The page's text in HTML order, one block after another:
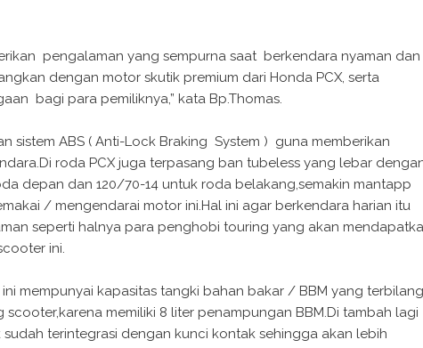
pengalaman yang sempurna saat berkendara nyaman dan
dengan motor skutik premium dari Honda PCX, serta
bagi para pemiliknya,” kata Bp.Thomas.
sistem ABS ( Anti-Lock Braking System ) guna memberikan
roda PCX juga terpasang ban tubeless yang lebar
depan dan 120/70-14 untuk roda belakang,semakin mantapp
/ mengendarai motor ini.Hal ini agar berkendara harian itu
seperti halnya para penghobi touring yang akan
ini.
ini mempunyai kapasitas tangki bahan bakar / BBM yang terbilang
memiliki 8 liter penampungan BBM.Di tambah lagi
terintegrasi dengan kunci kontak sehingga akan lebih